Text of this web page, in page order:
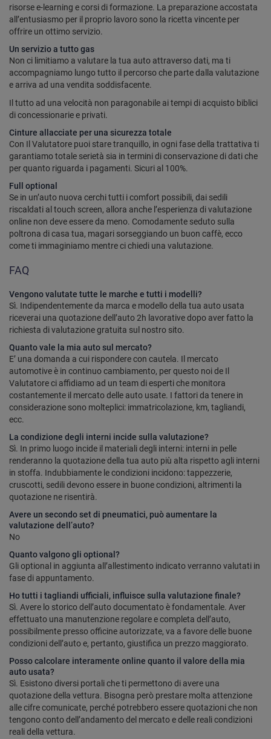
risorse e-learning e corsi di formazione. La preparazione accostata
all’entusiasmo per il proprio lavoro sono la ricetta vincente per
offrire un ottimo servizio.
Un servizio a tutto gas
Non ci limitiamo a valutare la tua auto attraverso dati, ma ti
accompagniamo lungo tutto il percorso che parte dalla valutazione
e arriva ad una vendita soddisfacente.
Il tutto ad una velocità non paragonabile ai tempi di acquisto biblici
di concessionarie e privati.
Cinture allacciate per una sicurezza totale
Con Il Valutatore puoi stare tranquillo, in ogni fase della trattativa ti
garantiamo totale serietà sia in termini di conservazione di dati che
per quanto riguarda i pagamenti. Sicuri al 100%.
Full optional
Se in un’auto nuova cerchi tutti i comfort possibili, dai sedili
riscaldati al touch screen, allora anche l’esperienza di valutazione
online non deve essere da meno. Comodamente seduto sulla
poltrona di casa tua, magari sorseggiando un buon caffè, ecco
come ti immaginiamo mentre ci chiedi una valutazione.
FAQ
Vengono valutate tutte le marche e tutti i modelli?
Sì. Indipendentemente da marca e modello della tua auto usata
riceverai una quotazione dell’auto 2h lavorative dopo aver fatto la
richiesta di valutazione gratuita sul nostro sito.
Quanto vale la mia auto sul mercato?
E’ una domanda a cui rispondere con cautela. Il mercato
automotive è in continuo cambiamento, per questo noi de Il
Valutatore ci affidiamo ad un team di esperti che monitora
costantemente il mercato delle auto usate. I fattori da tenere in
considerazione sono molteplici: immatricolazione, km, tagliandi,
ecc.
La condizione degli interni incide sulla valutazione?
Sì. In primo luogo incide il materiali degli interni: interni in pelle
renderanno la quotazione della tua auto più alta rispetto agli interni
in stoffa. Indubbiamente le condizioni incidono: tappezzerie,
cruscotti, sedili devono essere in buone condizioni, altrimenti la
quotazione ne risentirà.
Avere un secondo set di pneumatici, può aumentare la
valutazione dell’auto?
No
Quanto valgono gli optional?
Gli optional in aggiunta all’allestimento indicato verranno valutati in
fase di appuntamento.
Ho tutti i tagliandi ufficiali, influisce sulla valutazione finale?
Sì. Avere lo storico dell’auto documentato è fondamentale. Aver
effettuato una manutenzione regolare e completa dell’auto,
possibilmente presso officine autorizzate, va a favore delle buone
condizioni dell’auto e, pertanto, giustifica un prezzo maggiorato.
Posso calcolare interamente online quanto il valore della mia
auto usata?
Sì. Esistono diversi portali che ti permettono di avere una
quotazione della vettura. Bisogna però prestare molta attenzione
alle cifre comunicate, perché potrebbero essere quotazioni che non
tengono conto dell’andamento del mercato e delle reali condizioni
reali della vettura.